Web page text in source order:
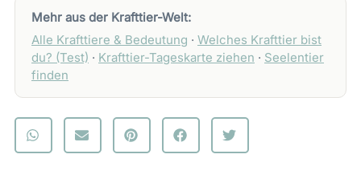
Mehr aus der Krafttier-Welt:
Alle Krafttiere & Bedeutung · Welches Krafttier bist
du? (Test) · Krafttier-Tageskarte ziehen · Seelentier
finden